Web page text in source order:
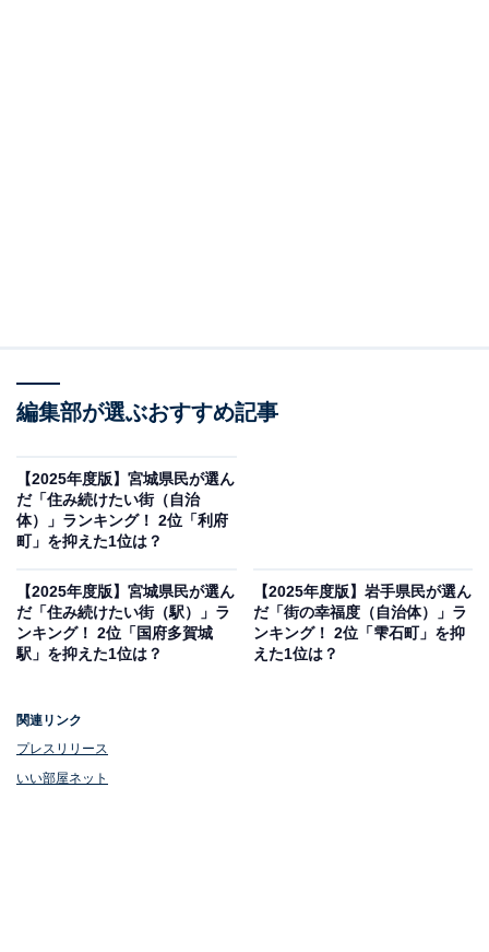
編集部が選ぶおすすめ記事
【2025年度版】宮城県民が選ん
だ「住み続けたい街（自治
体）」ランキング！ 2位「利府
町」を抑えた1位は？
【2025年度版】宮城県民が選ん
だ「住み続けたい街（駅）」ラ
ンキング！ 2位「国府多賀城
駅」を抑えた1位は？
【2025年度版】岩手県民が選ん
だ「街の幸福度（自治体）」ラ
ンキング！ 2位「雫石町」を抑
えた1位は？
関連リンク
プレスリリース
いい部屋ネット